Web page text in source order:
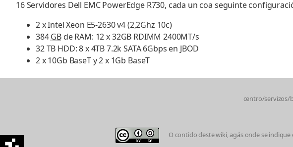
16 Servidores Dell EMC PowerEdge R730, cada un coa seguinte
2 x Intel Xeon E5-2630 v4 (2,2Ghz 10c)
384GB de RAM: 12 x 32GB RDIMM 2400MT/s
32 TB HDD: 8 x 4TB 7.2k SATA 6Gbps en JBOD
2 x 10Gb BaseT y 2 x 1Gb BaseT
centro/servizos/
O contido deste wiki, agás onde se